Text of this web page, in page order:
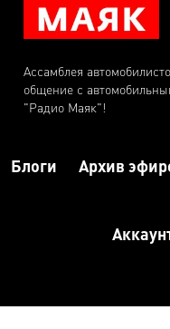
Ассамблея
общение с
"Радио Маяк"!
Блоги Архив